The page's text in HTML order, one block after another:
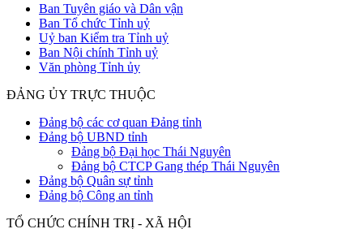
Ban Tuyên giáo và Dân vận
Ban Tổ chức Tỉnh uỷ
Uỷ ban Kiểm tra Tỉnh uỷ
Ban Nội chính Tỉnh uỷ
Văn phòng Tỉnh ủy
ĐẢNG ỦY TRỰC THUỘC
Đảng bộ các cơ quan Đảng tỉnh
Đảng bộ UBND tỉnh
Đảng bộ Đại học Thái Nguyên
Đảng bộ CTCP Gang thép Thái Nguyên
Đảng bộ Quân sự tỉnh
Đảng bộ Công an tỉnh
TỔ CHỨC CHÍNH TRỊ - XÃ HỘI